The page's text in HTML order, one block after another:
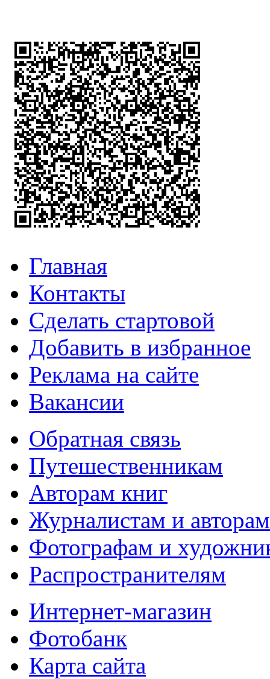
Главная
Контакты
Сделать стартовой
Добавить в избранное
Реклама на сайте
Вакансии
Обратная связь
Путешественникам
Авторам книг
Журналистам и авторам
Фотографам и
Распространителям
Интернет-магазин
Фотобанк
Карта сайта